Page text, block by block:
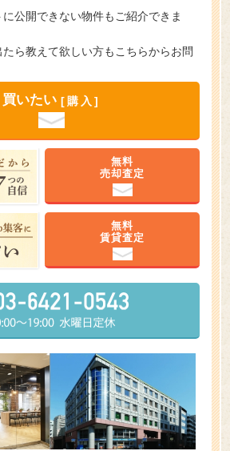
公開できない物件もご紹介できま
ら教えて欲しい方もこちらからお問
買いたい [購入]
無料
売却査定
無料
賃貸査定